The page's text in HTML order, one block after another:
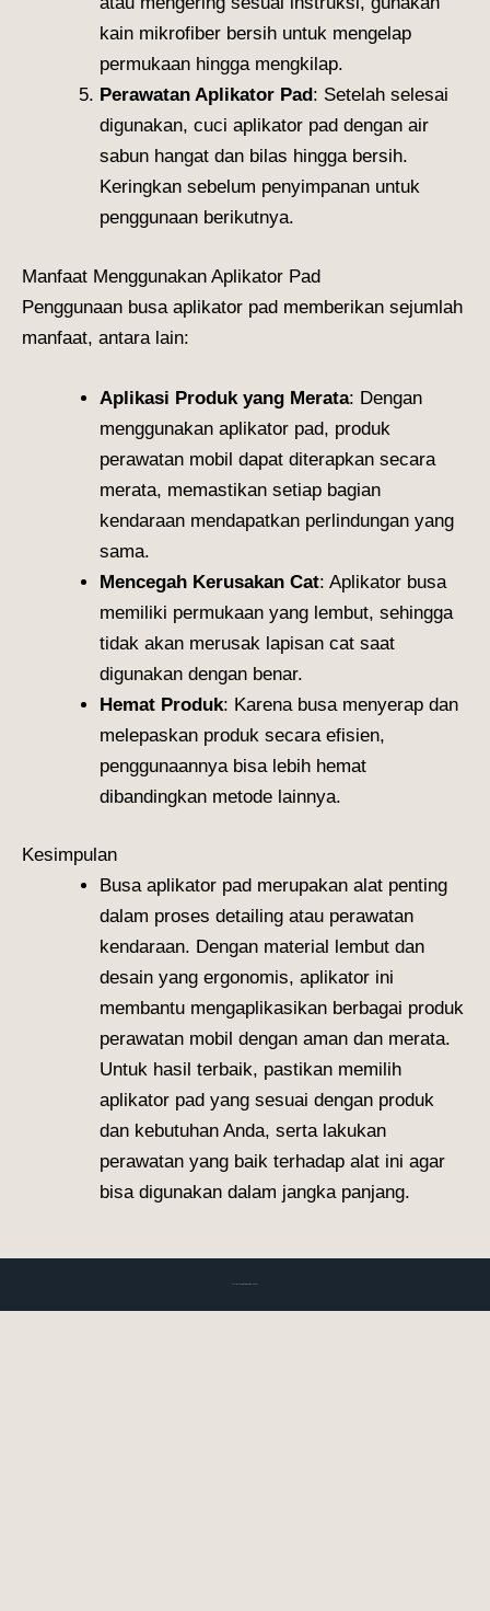
kain mikrofiber bersih untuk mengelap
permukaan hingga mengkilap.
Perawatan Aplikator Pad: Setelah selesai
digunakan, cuci aplikator pad dengan air
sabun hangat dan bilas hingga bersih.
Keringkan sebelum penyimpanan untuk
penggunaan berikutnya.
Manfaat Menggunakan Aplikator Pad
Penggunaan busa aplikator pad memberikan sejumlah
manfaat, antara lain:
Aplikasi Produk yang Merata: Dengan
menggunakan aplikator pad, produk
perawatan mobil dapat diterapkan secara
merata, memastikan setiap bagian
kendaraan mendapatkan perlindungan yang
sama.
Mencegah Kerusakan Cat: Aplikator busa
memiliki permukaan yang lembut, sehingga
tidak akan merusak lapisan cat saat
digunakan dengan benar.
Hemat Produk: Karena busa menyerap dan
melepaskan produk secara efisien,
penggunaannya bisa lebih hemat
dibandingkan metode lainnya.
Kesimpulan
Busa aplikator pad merupakan alat penting
dalam proses detailing atau perawatan
kendaraan. Dengan material lembut dan
desain yang ergonomis, aplikator ini
membantu mengaplikasikan berbagai produk
perawatan mobil dengan aman dan merata.
Untuk hasil terbaik, pastikan memilih
aplikator pad yang sesuai dengan produk
dan kebutuhan Anda, serta lakukan
perawatan yang baik terhadap alat ini agar
bisa digunakan dalam jangka panjang.